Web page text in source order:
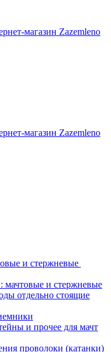
и стержневые
и стержневые
отдельно стоящие
и прочее для мачт
проволоки (катанки)